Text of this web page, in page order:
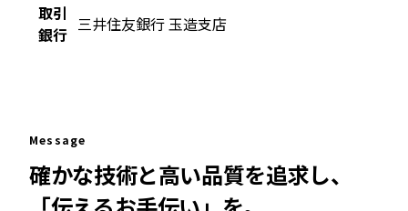
取引
銀行 三井住友銀行 玉造支店
Message
確かな技術と高い品質を追求し、